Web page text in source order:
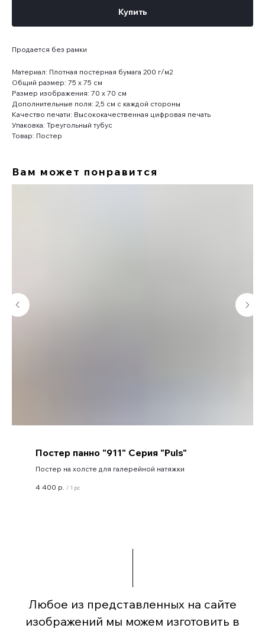
Купить
Продается без рамки
Материал: Плотная постерная бумага 200 г/м2
Общий размер: 75 x 75 см
Размер изображения: 70 x 70 см
Дополнительные поля: 2,5 см с каждой стороны
Качество печати: Высококачественная цифровая печать
Упаковка: Треугольный тубус
Товар: Постер
Вам может понравится
Постер панно "911" Серия "Puls"
Постер на холсте для галерейной натяжки
4 400 р. / 1 pc
Любое из представленных на сайте
изображений мы можем изготовить в